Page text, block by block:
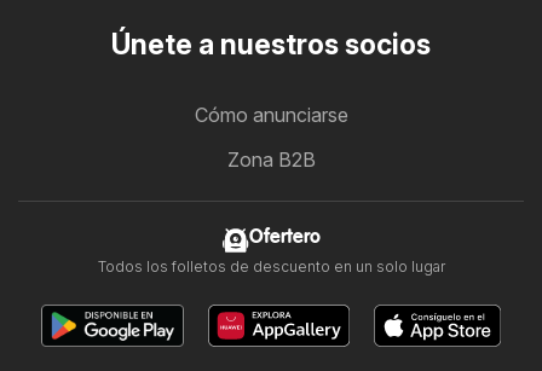
Únete a nuestros socios
Cómo anunciarse
Zona B2B
Ofertero
Todos los folletos de descuento en un solo lugar